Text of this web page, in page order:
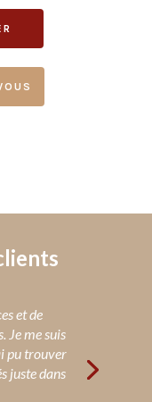
et de
Je me suis
pu trouver
juste dans